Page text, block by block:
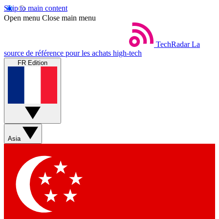
Skip to main content
Open menu Close main menu
TechRadar La
source de référence pour les achats high-tech
FR Edition
Asia